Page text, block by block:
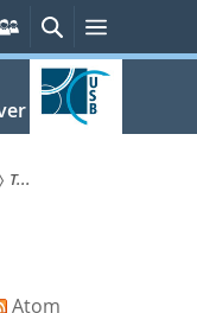
Persönliche
Services
SucheMenü
T...
Atom